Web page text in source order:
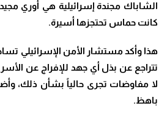
الشاباك مجندة إسرائيلية هي أوري
كانت حماس تحتجزها أسيرة.
هذا وأكد مستشار الأمن الإسرائيلي
تتراجع عن بذل أي جهد للإفراج عن
لا مفاوضات تجرى حالياً بشأن ذلك،
باهظ.